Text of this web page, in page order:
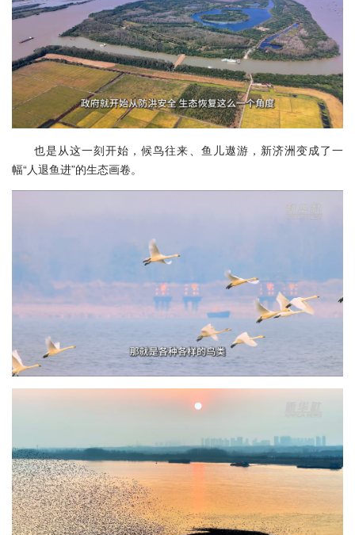
也是从这一刻开始，候鸟往来、鱼儿遨游，新济洲变成了一
幅“人退鱼进”的生态画卷。